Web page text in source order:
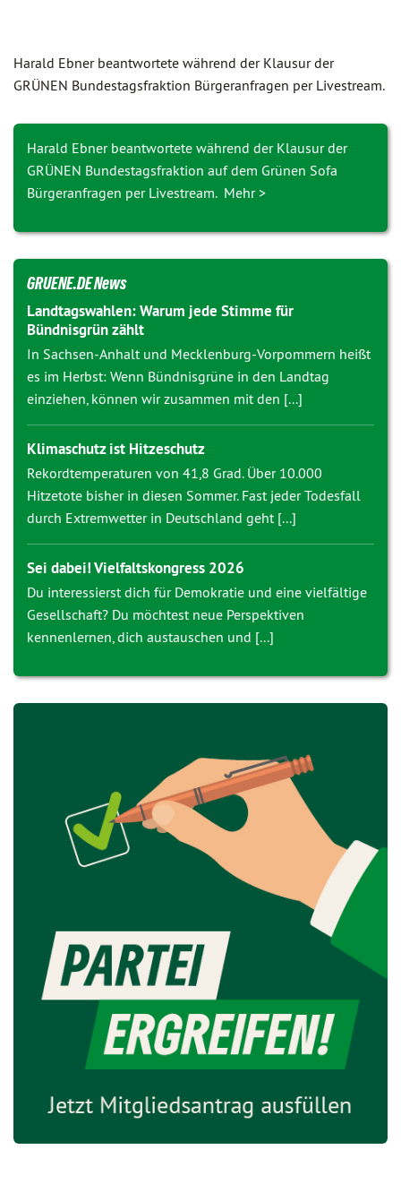
Harald Ebner beantwortete während der Klausur der
GRÜNEN Bundes­tags­fraktion Bürgeranfragen per Livestream.
Harald Ebner beantwortete während der Klausur der
GRÜNEN Bundestagsfraktion auf dem Grünen Sofa
Bürgeranfragen per Livestream. Mehr >
GRUENE.DE News
Landtagswahlen: Warum jede Stimme für
Bündnisgrün zählt
In Sachsen-Anhalt und Mecklenburg-Vorpommern heißt
es im Herbst: Wenn Bündnisgrüne in den Landtag
einziehen, können wir zusammen mit den [...]
Klimaschutz ist Hitzeschutz
Rekordtemperaturen von 41,8 Grad. Über 10.000
Hitzetote bisher in diesen Sommer. Fast jeder Todesfall
durch Extremwetter in Deutschland geht [...]
Sei dabei! Vielfaltskongress 2026
Du interessierst dich für Demokratie und eine vielfältige
Gesellschaft? Du möchtest neue Perspektiven
kennenlernen, dich austauschen und [...]